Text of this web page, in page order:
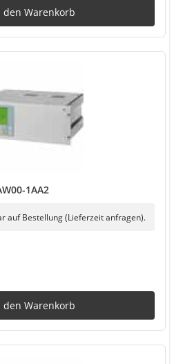
den Warenkorb
1AA2
auf Bestellung (Lieferzeit anfragen).
den Warenkorb